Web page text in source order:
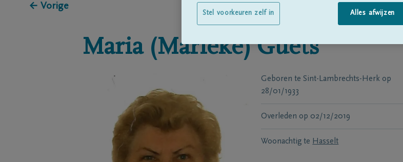
← Vorige
Maria (Marieke) Guets
Geboren te Sint-Lambrechts-Herk op
28/01/1933
Overleden op 02/12/2019
Woonachtig te Hasselt
Alles afwijzen
Stel voorkeuren zelf in